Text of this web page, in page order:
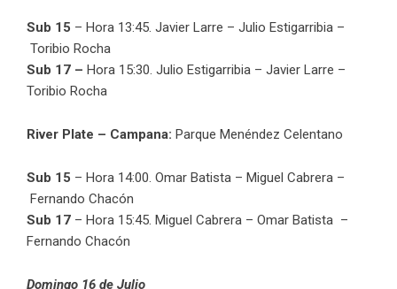
Sub 15 – Hora 13:45. Javier Larre – Julio Estigarribia –
Toribio Rocha
Sub 17 – Hora 15:30. Julio Estigarribia – Javier Larre –
Toribio Rocha
River Plate – Campana: Parque Menéndez Celentano
Sub 15 – Hora 14:00. Omar Batista – Miguel Cabrera –
Fernando Chacón
Sub 17 – Hora 15:45. Miguel Cabrera – Omar Batista –
Fernando Chacón
Domingo 16 de Julio